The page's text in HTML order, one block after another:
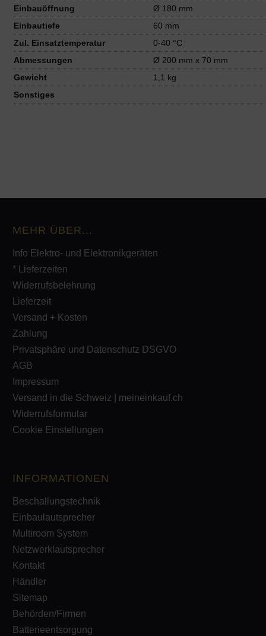
Einbauöffnung
Ø 180 mm
Einbautiefe
60 mm
Zul. Einsatztemperatur
0-40 °C
Abmessungen
Ø 200 mm x 70 mm
Gewicht
1,1 kg
Sonstiges
MEHR ÜBER...
Info Elektro- und Elektronikgeräten
* Lieferzeiten
Widerrufsbelehrung
Lieferzeit
Versand + Kosten
Zahlung
Privatsphäre und Datenschutz DSGVO
AGB
Impressum
Versand in die Schweiz | meineinkauf.ch
Widerrufsformular
Cookie Einstellungen
INFORMATIONEN
Beschallungstechnik
Einbaulautsprecher
Multiroom System
Netzwerklautsprecher
Kontakt
Händler
Sitemap
Behörden/Firmen
Batterieentsorgung